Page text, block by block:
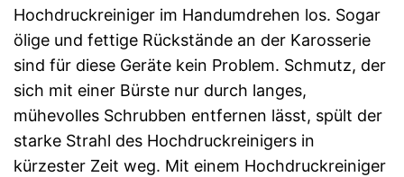
Hochdruckreiniger im Handumdrehen los. Sogar
ölige und fettige Rückstände an der Karosserie
sind für diese Geräte kein Problem. Schmutz, der
sich mit einer Bürste nur durch langes,
mühevolles Schrubben entfernen lässt, spült der
starke Strahl des Hochdruckreinigers in
kürzester Zeit weg. Mit einem Hochdruckreiniger